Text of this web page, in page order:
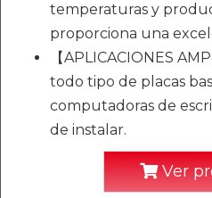
temperaturas y
proporciona una
【APLICACIONES
todo tipo de placas
computadoras de
de instalar.
Ver